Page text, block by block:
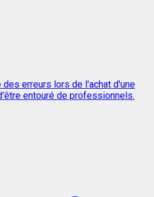
erreurs lors de l'achat d'une
entouré de professionnels.